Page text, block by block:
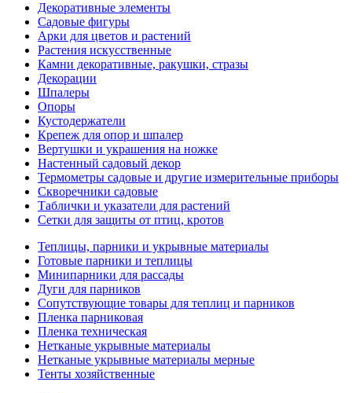
Декоративные элементы
Садовые фигуры
Арки для цветов и растений
Растения искусственные
Камни декоративные, ракушки, стразы
Декорации
Шпалеры
Опоры
Кустодержатели
Крепеж для опор и шпалер
Вертушки и украшения на ножке
Настенный садовый декор
Термометры садовые и другие измерительные приборы
Скворечники садовые
Таблички и указатели для растений
Сетки для защиты от птиц, кротов
Теплицы, парники и укрывные материалы
Готовые парники и теплицы
Минипарники для рассады
Дуги для парников
Сопутствующие товары для теплиц и парников
Пленка парниковая
Пленка техническая
Нетканые укрывные материалы
Нетканые укрывные материалы мерные
Тенты хозяйственные